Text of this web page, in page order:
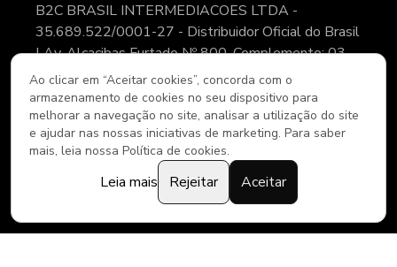
B2C BRASIL INTERMEDIACOES LTDA -
35.689.522/0001-27 - Distribuidor Oficial do Brasil
| Av. Alcacibas Furtado Nº 800, Complemento: 03,
Modulo 11, Pátio 02, CLGV - Bairro: Canaã - Cidade:
Viana - ES - CEP: 29.135-008 As imagens, textos e
layout aqui veiculados são de propriedade da Loja. É
proibida a utilização total ou parcial sem nossa
autorização.
Ao clicar em “Aceitar cookies”, concorda com o
armazenamento de cookies no seu dispositivo para
melhorar a navegação no site, analisar a utilização do site
e ajudar nas nossas iniciativas de marketing. Para saber
mais, leia nossa Política de cookies.
Leia mais Rejeitar Aceitar